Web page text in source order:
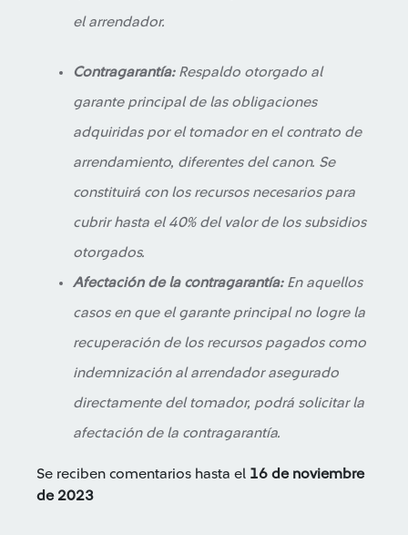
el arrendador.
Contragarantía:Respaldo otorgado al
garante principal de las obligaciones
adquiridas por el tomador en el contrato de
arrendamiento, diferentes del canon. Se
constituirá con los recursos necesarios para
cubrir hasta el 40% del valor de los subsidios
otorgados.
Afectación de la contragarantía:En aquellos
casos en que el garante principal no logre la
recuperación de los recursos pagados como
indemnización al arrendador asegurado
directamente del tomador, podrá solicitar la
afectación de la contragarantía.
Se reciben comentarios hasta el 16 de noviembre
de 2023